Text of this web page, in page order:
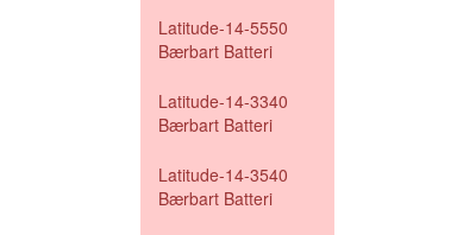
Latitude-14-5550
Bærbart Batteri
Latitude-14-3340
Bærbart Batteri
Latitude-14-3540
Bærbart Batteri